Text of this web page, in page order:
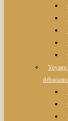
débutants.